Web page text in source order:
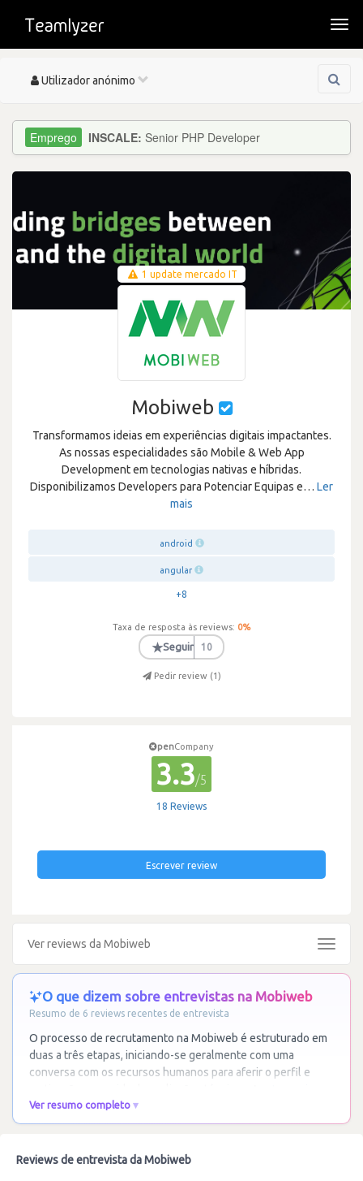
Toggle
Utilizador anónimo
INSCALE: Senior PHP Developer
1 update mercado IT
Mobiweb
Transformamos ideias em experiências digitais impactantes.
As nossas especialidades são Mobile & Web App
Development em tecnologias nativas e híbridas.
Disponibilizamos Developers para Potenciar Equipas e… Ler
mais
android
angular
+8
Taxa de resposta às reviews: 0%
★Seguir 10
Pedir review (1)
penCompany
3.3/5
18 Reviews
Escrever review
Ver reviews da Mobiweb
Toggle
O que dizem sobre entrevistas na Mobiweb
Resumo de 6 reviews recentes de entrevista
O processo de recrutamento na Mobiweb é estruturado em
duas a três etapas, iniciando-se geralmente com uma
conversa com os recursos humanos para aferir o perfil e
Ver resumo completo
Reviews de entrevista da Mobiweb